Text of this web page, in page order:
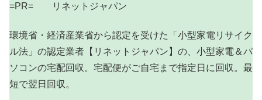
=PR= リネットジャパン
環境省・経済産業省から認定を受けた「小型家電リサイク
ル法」の認定業者【リネットジャパン】の、小型家電＆パ
ソコンの宅配回収。宅配便がご自宅まで指定日に回収。最
短で翌日回収。